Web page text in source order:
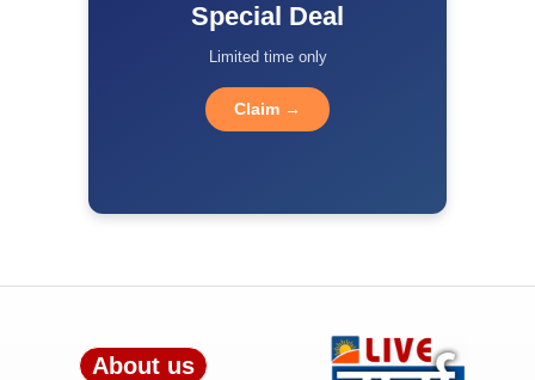
Special Deal
Limited time only
Claim →
About us